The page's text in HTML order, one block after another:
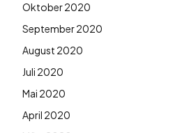
Oktober 2020
September 2020
August 2020
Juli 2020
Mai 2020
April 2020